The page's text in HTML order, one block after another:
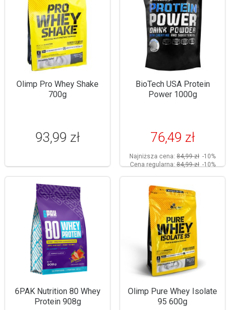
Olimp Pro Whey Shake
700g
93,99 zł
BioTech USA Protein
Power 1000g
76,49 zł
Najniższa cena: 84,99 zł -10%
Cena regularna:84,99 zł -10%
6PAK Nutrition 80 Whey
Protein 908g
Olimp Pure Whey Isolate
95 600g